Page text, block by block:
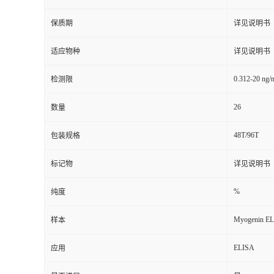
保质期 详见说明书
适应物种 详见说明书
检测限 0.312-20 ng/
数量 26
包装规格 48T/96T
标记物 详见说明书
纯度 %
样本 Myogenin
应用 ELISA